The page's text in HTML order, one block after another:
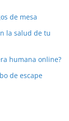
de mesa
la salud de tu
humana online?
de escape